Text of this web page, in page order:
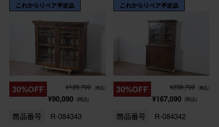
これからリペア予定品
30%OFF ¥128,700 (税込)
¥90,090 (税込)
商品番号 R-084343
これからリペア予定品
30%OFF ¥238,700 (税込)
¥167,090 (税込)
商品番号 R-084342